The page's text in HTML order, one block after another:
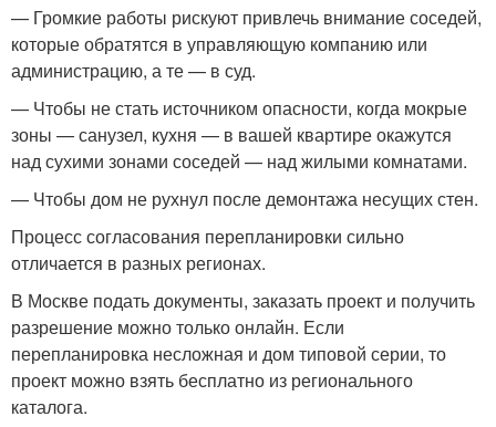
— Громкие работы рискуют привлечь внимание соседей,
которые обратятся в управляющую компанию или
администрацию, а те — в суд.
— Чтобы не стать источником опасности, когда мокрые
зоны — санузел, кухня — в вашей квартире окажутся
над сухими зонами соседей — над жилыми комнатами.
— Чтобы дом не рухнул после демонтажа несущих стен.
Процесс согласования перепланировки сильно
отличается в разных регионах.
В Москве подать документы, заказать проект и получить
разрешение можно только онлайн. Если
перепланировка несложная и дом типовой серии, то
проект можно взять бесплатно из регионального
каталога.